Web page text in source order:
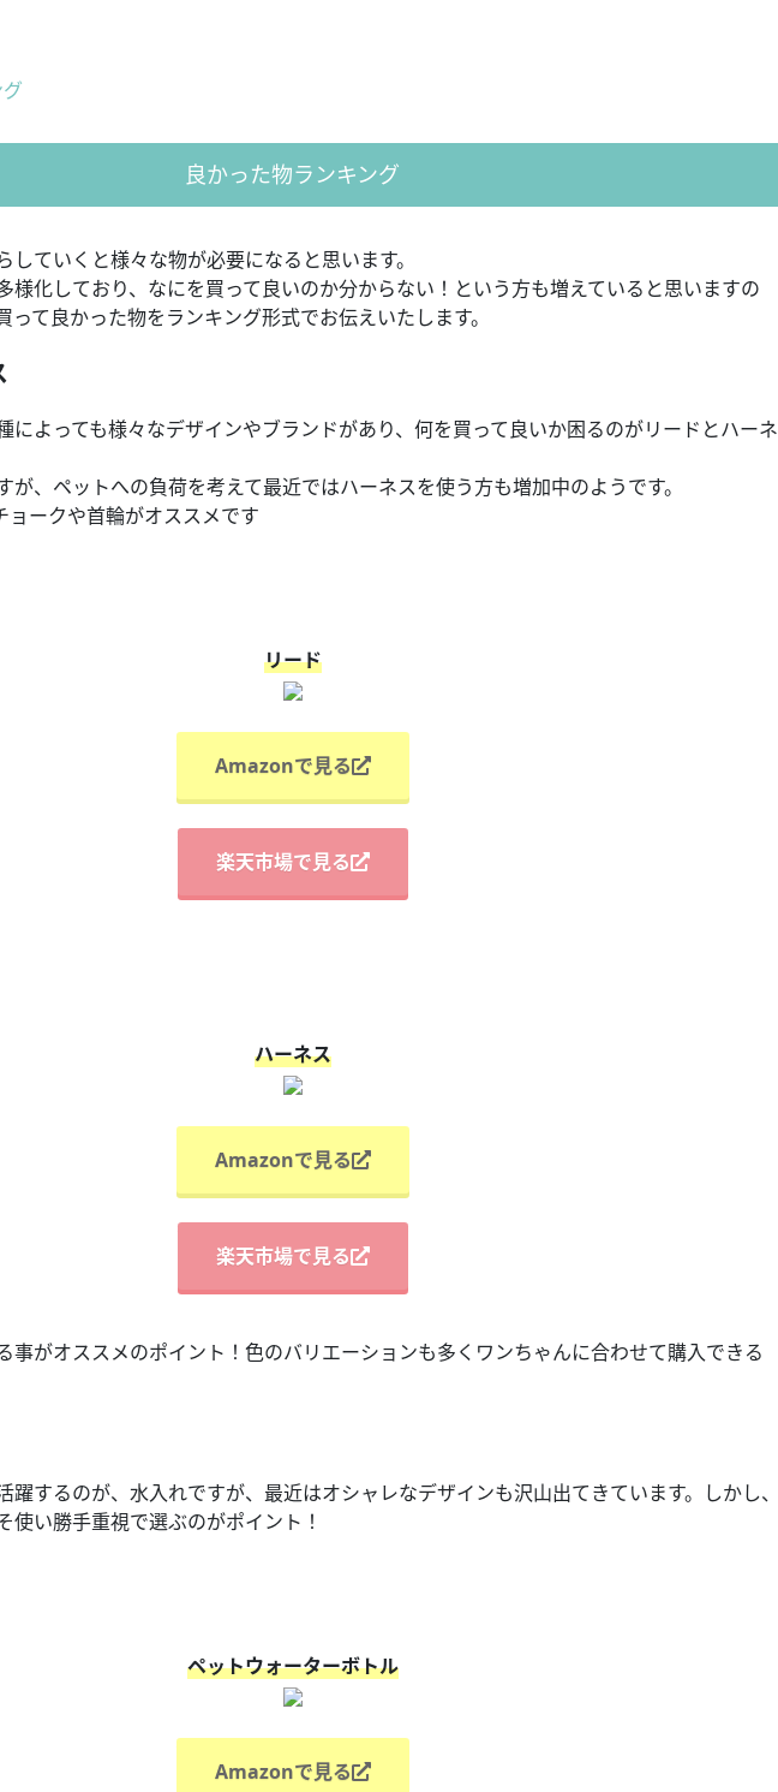
良かった物ランキング
していくと様々な物が必要になると思います。
様化しており、なにを買って良いのか分からない！という方も増えていると思いますの
って良かった物をランキング形式でお伝えいたします。
によっても様々なデザインやブランドがあり、何を買って良いか困るのがリードとハーネ
が、ペットへの負荷を考えて最近ではハーネスを使う方も増加中のようです。
ークや首輪がオススメです
リード
Amazonで見る
楽天市場で見る
ハーネス
Amazonで見る
楽天市場で見る
事がオススメのポイント！色のバリエーションも多くワンちゃんに合わせて購入できる
躍するのが、水入れですが、最近はオシャレなデザインも沢山出てきています。しかし、
使い勝手重視で選ぶのがポイント！
ペットウォーターボトル
Amazonで見る